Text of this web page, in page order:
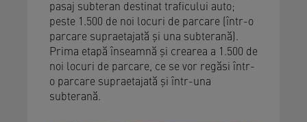
pasaj subteran destinat traficului auto;
peste 1.500 de noi locuri de parcare (într-o
parcare supraetajată şi una subterană).
Prima etapă înseamnă şi crearea a 1.500 de
noi locuri de parcare, ce se vor regăsi într-
o parcare supraetajată şi într-una
subterană.